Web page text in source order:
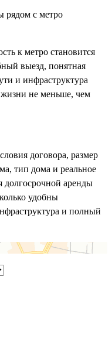
рядом с метро
к метро становится
выезд, понятная
и инфраструктура
жизни не меньше, чем
договора, размер
тип дома и реальное
долгосрочной аренды
удобны
и полный